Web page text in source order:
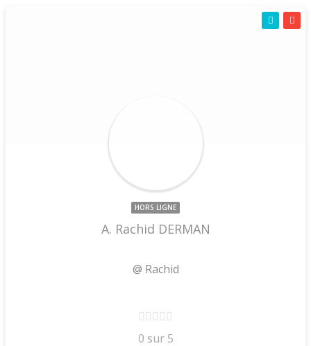
HORS LIGNE
A. Rachid DERMAN
@ Rachid
0 sur 5